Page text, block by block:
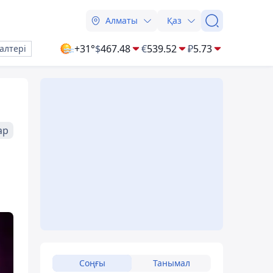
Алматы Қаз
+31°$467.48 €539.52 ₽5.73
Соңғы Танымал